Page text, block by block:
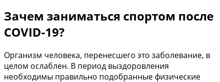
Зачем заниматься спортом после
COVID-19?
Организм человека, перенесшего это заболевание, в
целом ослаблен. В период выздоровления
необходимы правильно подобранные физические